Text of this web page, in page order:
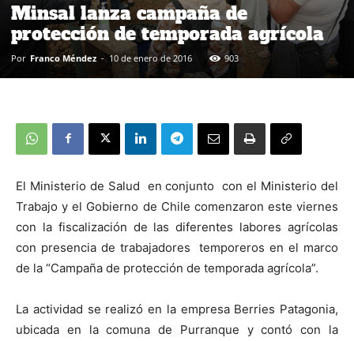
Minsal lanza campaña de
protección de temporada agrícola
Por Franco Méndez - 10 de enero de 2016 903
El Ministerio de Salud en conjunto con el Ministerio del
Trabajo y el Gobierno de Chile comenzaron este viernes
con la fiscalización de las diferentes labores agrícolas
con presencia de trabajadores temporeros en el marco
de la “Campaña de protección de temporada agrícola”.
La actividad se realizó en la empresa Berries Patagonia,
ubicada en la comuna de Purranque y contó con la